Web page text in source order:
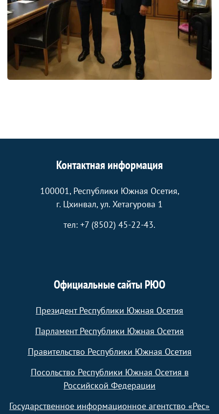
Контактная информация
100001, Республики Южная Осетия,
г. Цхинвал, ул. Хетагурова 1
тел: +7 (8502) 45-22-43.
Официальные сайты РЮО
Президент Республики Южная Осетия
Парламент Республики Южная Осетия
Правительство Республики Южная Осетия
Посольство Республики Южная Осетия в
Российской Федерации
Государственное информационное агентство «Рес»